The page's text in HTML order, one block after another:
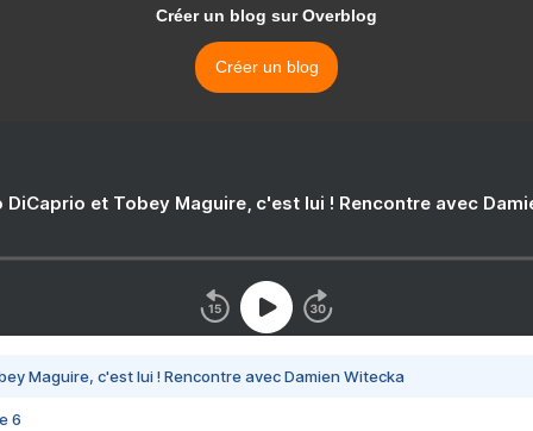
Créer un blog sur Overblog
Créer un blog
DiCaprio et Tobey Maguire, c'est lui ! Rencontre avec
Maguire, c'est lui ! Rencontre avec Damien Witecka
6